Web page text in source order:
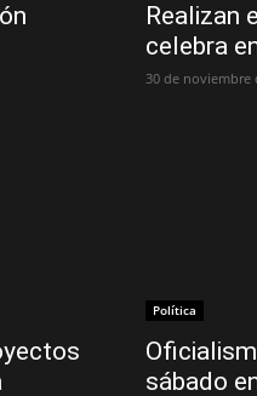
Realizan
celebra
30 de noviembre
Política
sábado